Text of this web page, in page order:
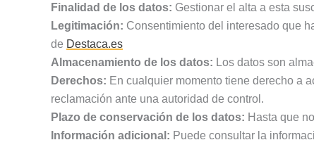
Finalidad de los datos: Gestionar el alta a esta
Legitimación: Consentimiento del interesado que
de Destaca.es
Almacenamiento de los datos: Los datos son
Derechos: En cualquier momento tiene derecho a
reclamación ante una autoridad de control.
Plazo de conservación de los datos: Hasta que
Información adicional: Puede consultar la